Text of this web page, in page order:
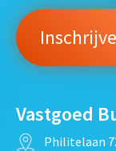
Vastgoed
Philitelaan